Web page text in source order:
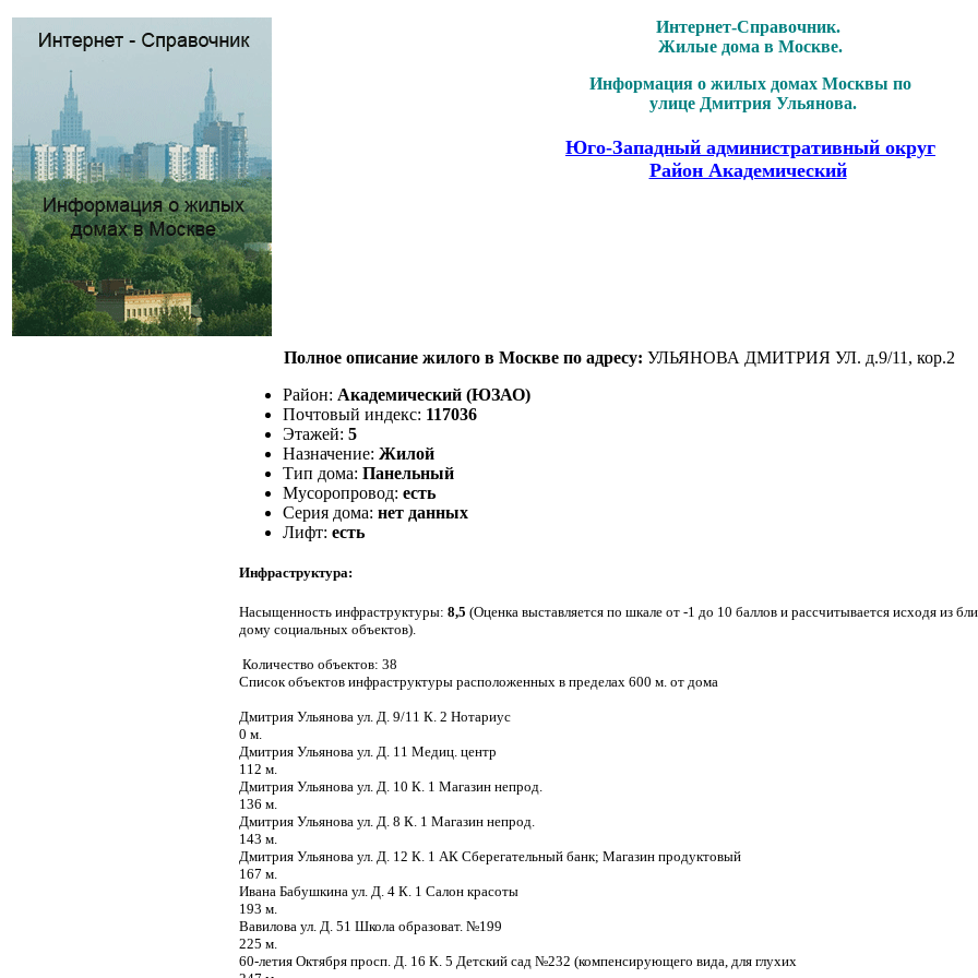
Интернет-Справочник.
Жилые дома в Москве.
Информация о жилых домах Москвы по
улице Дмитрия Ульянова.
Юго-Западный административный округ
Район Академический
Полное описание жилого в Москве по адресу: УЛЬЯНОВА ДМИТРИЯ УЛ. д.9/11, кор.2
Район: Академический (ЮЗАО)
Почтовый индекс: 117036
Этажей: 5
Назначение: Жилой
Тип дома: Панельный
Мусоропровод: есть
Серия дома: нет данных
Лифт: есть
Инфраструктура:
Насыщенность инфраструктуры: 8,5 (Оценка выставляется по шкале от -1 до 10 баллов и рассчитывается исходя из
дому социальных объектов).
Количество объектов: 38
Список объектов инфраструктуры расположенных в пределах 600 м. от дома
Дмитрия Ульянова ул. Д. 9/11 К. 2 Нотариус
0 м.
Дмитрия Ульянова ул. Д. 11 Медиц. центр
112 м.
Дмитрия Ульянова ул. Д. 10 К. 1 Магазин непрод.
136 м.
Дмитрия Ульянова ул. Д. 8 К. 1 Магазин непрод.
143 м.
Дмитрия Ульянова ул. Д. 12 К. 1 АК Сберегательный банк; Магазин продуктовый
167 м.
Ивана Бабушкина ул. Д. 4 К. 1 Салон красоты
193 м.
Вавилова ул. Д. 51 Школа образоват. №199
225 м.
60-летия Октября просп. Д. 16 К. 5 Детский сад №232 (компенсирующего вида, для глухих